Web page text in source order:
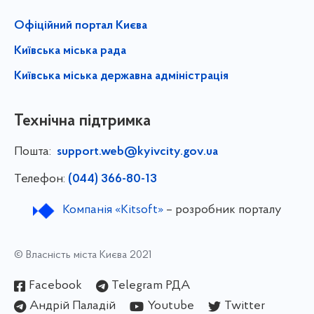
Офіційний портал Києва
Київська міська рада
Київська міська державна адміністрація
Технічна підтримка
Пошта: support.web@kyivcity.gov.ua
Телефон: (044) 366-80-13
Компанія «Kitsoft»– розробник порталу
© Власність міста Києва 2021
Facebook
Telegram РДА
Андрій Паладій
Youtube Twitter